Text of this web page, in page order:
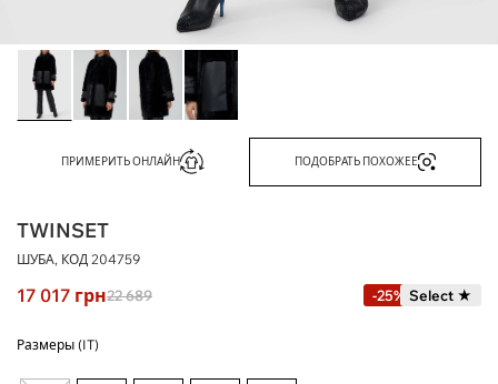
ПРИМЕРИТЬ ОНЛАЙН ПОДОБРАТЬ ПОХОЖЕЕ
TWINSET
ШУБА, КОД 204759
17 017 грн22 689 -25% Select ★
Размеры (IT)